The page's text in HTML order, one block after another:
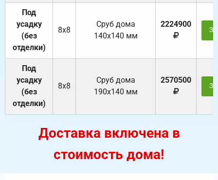
Под
усадку
(без
отделки)
8х8
Cруб дома
140х140 мм
2224900
Под
усадку
(без
отделки)
8х8
Cруб дома
190х140 мм
2570500
Доставка включена в
стоимость дома!